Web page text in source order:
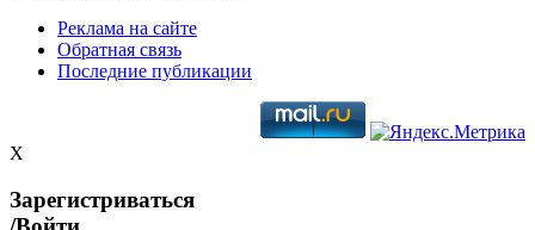
Реклама на сайте
Обратная связь
Последние публикации
X
Зарегистриваться